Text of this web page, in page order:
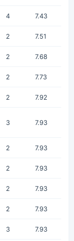
4 7.43
2 7.51
2 7.68
2 7.73
2 7.92
3 7.93
2 7.93
2 7.93
2 7.93
2 7.93
3 7.93